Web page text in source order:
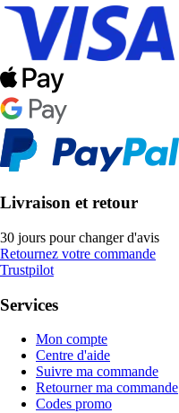
Livraison et retour
30 jours pour changer d'avis
Retournez votre commande
Trustpilot
Services
Mon compte
Centre d'aide
Suivre ma commande
Retourner ma commande
Codes promo